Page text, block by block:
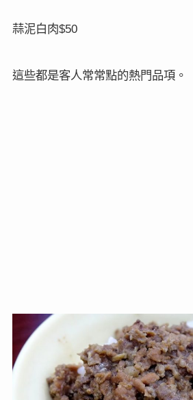
蒜泥白肉$50
這些都是客人常常點的熱門品項。